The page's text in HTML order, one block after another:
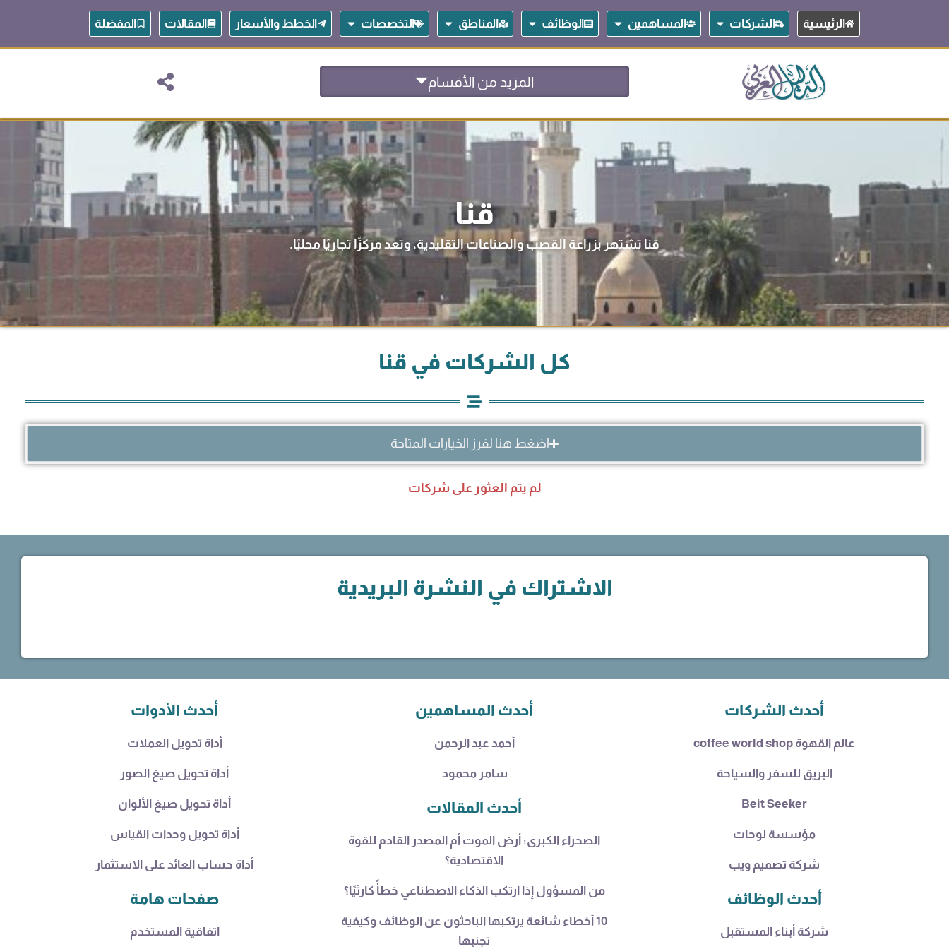
المحتوى
الرئيسية الشركات Open الشركات المساهمين Open المساهمين الوظائف Open الوظائف المناطق Open المناطق التخصصات Open التخصصات الخطط والأسعار المقالات المفضلة
المزيد من الأقسام
قنا
قنا تشتهر بزراعة القصب والصناعات التقليدية، وتعد مركزًا تجاريًا محليًا.
كل الشركات في قنا
اضغط هنا لفرز الخيارات المتاحة
لم يتم العثور على شركات
الاشتراك في النشرة البريدية
أحدث الشركات
عالم القهوة coffee world shop
البريق للسفر والسياحة
Beit Seeker
مؤسسة لوحات
شركة تصميم ويب
أحدث الوظائف
شركة أبناء المستقبل
أحدث المساهمين
أحمد عبد الرحمن
سامر محمود
أحدث المقالات
الصحراء الكبرى: أرض الموت أم المصدر القادم للقوة
الاقتصادية؟
من المسؤول إذا ارتكب الذكاء الاصطناعي خطأً كارثيًا؟
10 أخطاء شائعة يرتكبها الباحثون عن الوظائف وكيفية
تجنبها
أحدث الأدوات
أداة تحويل العملات
أداة تحويل صيغ الصور
أداة تحويل صيغ الألوان
أداة تحويل وحدات القياس
أداة حساب العائد على الاستثمار
صفحات هامة
اتفاقية المستخدم